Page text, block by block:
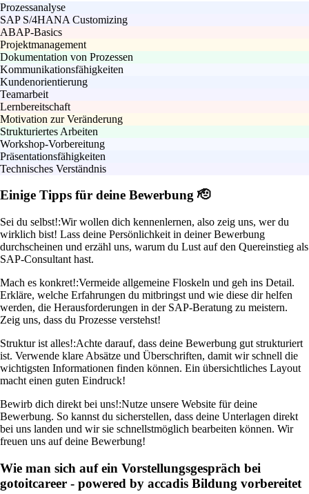
Prozessanalyse
SAP S/4HANA Customizing
ABAP-Basics
Projektmanagement
Dokumentation von Prozessen
Kommunikationsfähigkeiten
Kundenorientierung
Teamarbeit
Lernbereitschaft
Motivation zur Veränderung
Strukturiertes Arbeiten
Workshop-Vorbereitung
Präsentationsfähigkeiten
Technisches Verständnis
Einige Tipps für deine Bewerbung 🫡
Sei du selbst!:Wir wollen dich kennenlernen, also zeig uns, wer du
wirklich bist! Lass deine Persönlichkeit in deiner Bewerbung
durchscheinen und erzähl uns, warum du Lust auf den Quereinstieg als
SAP-Consultant hast.
Mach es konkret!:Vermeide allgemeine Floskeln und geh ins Detail.
Erkläre, welche Erfahrungen du mitbringst und wie diese dir helfen
werden, die Herausforderungen in der SAP-Beratung zu meistern.
Zeig uns, dass du Prozesse verstehst!
Struktur ist alles!:Achte darauf, dass deine Bewerbung gut strukturiert
ist. Verwende klare Absätze und Überschriften, damit wir schnell die
wichtigsten Informationen finden können. Ein übersichtliches Layout
macht einen guten Eindruck!
Bewirb dich direkt bei uns!:Nutze unsere Website für deine
Bewerbung. So kannst du sicherstellen, dass deine Unterlagen direkt
bei uns landen und wir sie schnellstmöglich bearbeiten können. Wir
freuen uns auf deine Bewerbung!
Wie man sich auf ein Vorstellungsgespräch bei
gotoitcareer - powered by accadis Bildung vorbereitet